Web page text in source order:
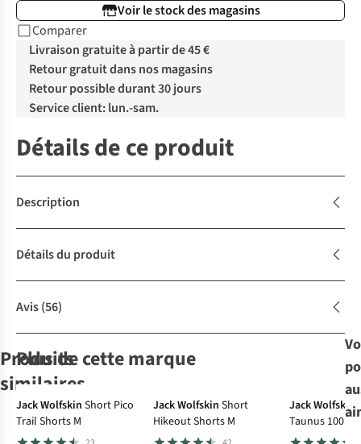
Voir le stock des magasins
Comparer
Livraison gratuite à partir de 45 €
Retour gratuit dans nos magasins
Retour possible durant 30 jours
Service client: lun.-sam.
Détails de ce produit
Description
Détails du produit
Avis(56)
Produits
similaires
-30%
SherpaPatagonia
-30%
Royal Robbins
Ayacucho
Plus de cette marque
Jack Wolfskin Short Pico
Trail Shorts M
Jack Wolfskin Short
Hikeout Shorts M
Le choix
Jack Wolfskin
Taunus 100 Fz